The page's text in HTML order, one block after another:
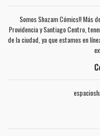
Somos Shazam Cómics!! Más
Providencia y Santiago Centro,
de la ciudad, ya que estamos en